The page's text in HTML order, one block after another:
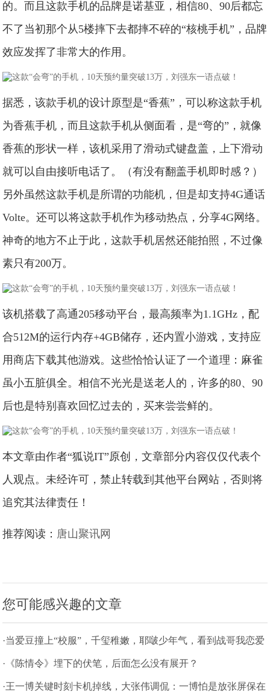
的。而且这款手机的品牌是诺基亚，相信80、90后都忘
不了当初那个从5楼摔下去都摔不碎的“核桃手机”，品牌
效应发挥了非常大的作用。
据悉，该款手机的设计原型是“香蕉”，可以称这款手机
为香蕉手机，而且这款手机从侧面看，是“弯的”，就像
香蕉的形状一样，该机采用了滑动式键盘盖，上下滑动
就可以自由接听电话了。（有没有翻盖手机即时感？）
另外虽然这款手机是所谓的功能机，但是却支持4G通话
Volte。还可以将这款手机作为移动热点，分享4G网络。
神奇的地方不止于此，这款手机居然还能拍照，不过像
素只有200万。
该机搭载了高通205移动平台，最高频率为1.1GHz，配
合512M的运行内存+4GB储存，还内置小游戏，支持应
用商店下载其他游戏。这些恰恰认证了一个道理：麻雀
虽小五脏俱全。相信不光光是送老人的，许多的80、90
后也是特别喜欢回忆过去的，买来尝尝鲜的。
本文章由作者“狐说IT”原创，文章部分内容仅仅代表个
人观点。未经许可，禁止转载到其他平台网站，否则将
追究其法律责任！
推荐阅读： 唐山聚讯网
您可能感兴趣的文章
·当爱豆撞上“校服”，千玺稚嫩，耶啵少年气，看到战哥我恋爱
了
·《陈情令》埋下的伏笔，后面怎么没有展开？
·王一博关键时刻卡机掉线，大张伟调侃：一博怕是放张屏保在